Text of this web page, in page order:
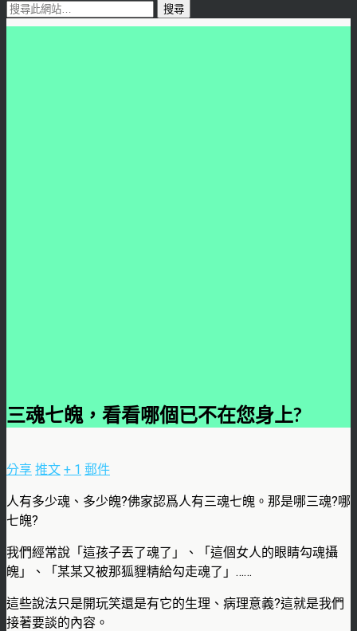
三魂七魄，看看哪個已不在您身上?
分享 推文 + 1 郵件
人有多少魂、多少魄?佛家認爲人有三魂七魄。那是哪三魂?哪
七魄?
我們經常說「這孩子丟了魂了」、「這個女人的眼睛勾魂攝
魄」、「某某又被那狐貍精給勾走魂了」……
這些說法只是開玩笑還是有它的生理、病理意義?這就是我們
接著要談的內容。